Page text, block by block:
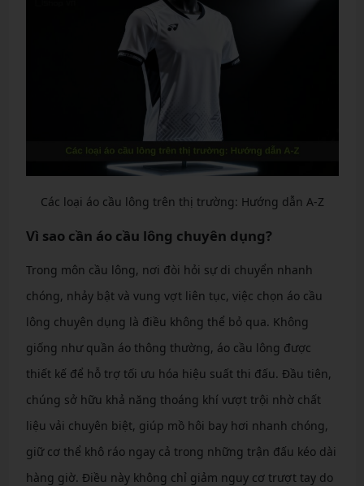
Các loại áo cầu lông trên thị trường: Hướng dẫn A-Z
Vì sao cần áo cầu lông chuyên dụng?
Trong môn cầu lông, nơi đòi hỏi sự di chuyển nhanh
chóng, nhảy bật và vung vợt liên tục, việc chọn áo cầu
lông chuyên dụng là điều không thể bỏ qua. Không
giống như quần áo thông thường, áo cầu lông được
thiết kế để hỗ trợ tối ưu hóa hiệu suất thi đấu. Đầu tiên,
chúng sở hữu khả năng thoáng khí vượt trội nhờ chất
liệu vải chuyên biệt, giúp mồ hôi bay hơi nhanh chóng,
giữ cơ thể khô ráo ngay cả trong những trận đấu kéo dài
hàng giờ. Điều này không chỉ giảm nguy cơ trượt tay do